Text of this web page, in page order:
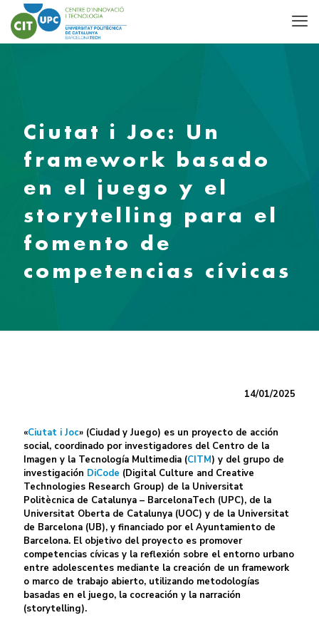
Ciutat i Joc: Un
framework basado
en el juego y el
storytelling para el
fomento de
competencias cívicas
14/01/2025
«Ciutat i Joc» (Ciudad y Juego) es un proyecto de acción
social, coordinado por investigadores del Centro de la
Imagen y la Tecnología Multimedia (CITM) y del grupo de
investigación DiCode (Digital Culture and Creative
Technologies Research Group) de la Universitat
Politècnica de Catalunya – BarcelonaTech (UPC), de la
Universitat Oberta de Catalunya (UOC) y de la Universitat
de Barcelona (UB), y financiado por el Ayuntamiento de
Barcelona. El objetivo del proyecto es promover
competencias cívicas y la reflexión sobre el entorno urbano
entre adolescentes mediante la creación de un framework
o marco de trabajo abierto, utilizando metodologías
basadas en el juego, la cocreación y la narración
(storytelling).